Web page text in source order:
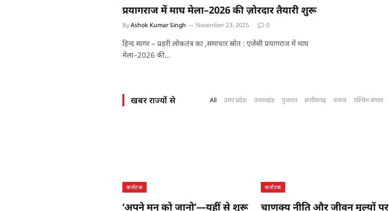
प्रयागराज में माघ मेला–2026 की ज़ोरदार तैयारी शुरू
ByAshok Kumar Singh November 23, 2025 0
हिन्द सागर – प्रहरी लोकतंत्र का ,समाचार स्रोत : एजेंसी प्रयागराज में माघ
मेला–2026 की…
खबर राज्यों से All उत्तर प्रदेश उत्तराखंड गुजरात छत्तीसगढ़ पंजाब पश्चिम बंगाल
कर्नाटक
‘अपने मन को जानो’—यहीं से शुरू
कर्नाटक
चाणक्य नीति और जीवन मूल्यों पर